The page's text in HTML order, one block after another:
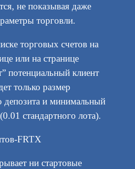
не показывая даже
торговли.
торговых счетов на
или на странице
потенциальный клиент
только размер
депозита и минимальный
стандартного лота).
ни стартовые